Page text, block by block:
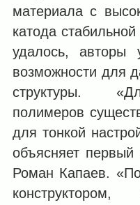
материала с
катода
удалось, авторы
возможности для
структуры.
полимеров
для тонкой
объясняет первый
Роман Капаев.